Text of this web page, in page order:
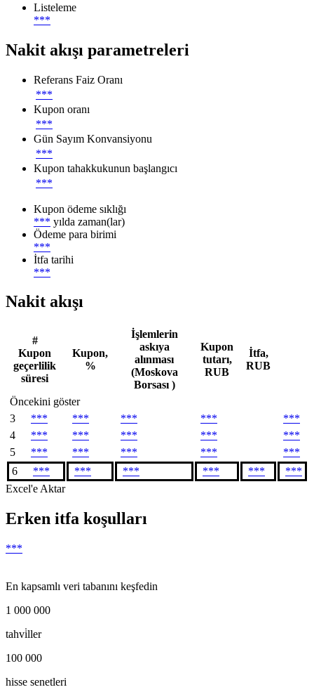
Listeleme
***
Nakit akışı parametreleri
Referans Faiz Oranı
***
Kupon oranı
***
Gün Sayım Konvansiyonu
***
Kupon tahakkukunun başlangıcı
***
Kupon ödeme sıklığı
*** yılda zaman(lar)
Ödeme para birimi
***
İtfa tarihi
***
Nakit akışı
#
Kupon
geçerlilik
süresi
Kupon,
%
İşlemlerin
askıya
alınması
(Moskova
Borsası )
Kupon
tutarı,
RUB
İtfa,
RUB
Öncekini göster
3
*** *** *** ***
***
4
*** *** *** ***
***
5
*** *** *** ***
***
6
*** *** *** *** ***
***
Excel'e Aktar
Erken itfa koşulları
***
En kapsamlı veri tabanını keşfedin
1 000 000
tahvi̇ller
100 000
hisse senetleri